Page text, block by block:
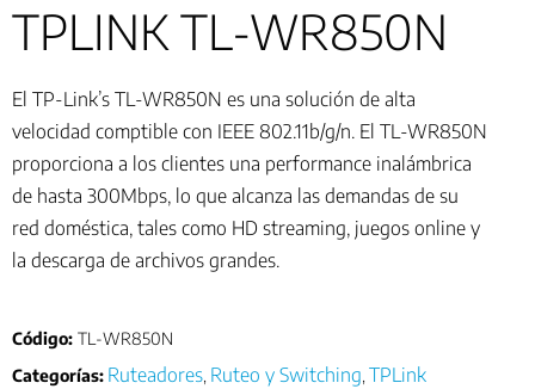
TPLINK TL-WR850N
El TP-Link’s TL-WR850N es una solución de alta
velocidad comptible con IEEE 802.11b/g/n. El TL-WR850N
proporciona a los clientes una performance inalámbrica
de hasta 300Mbps, lo que alcanza las demandas de su
red doméstica, tales como HD streaming, juegos online y
la descarga de archivos grandes.
Código: TL-WR850N
Categorías: Ruteadores Ruteo y Switching TPLink